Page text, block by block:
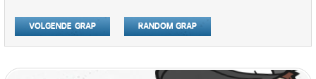
Volgende grap Random grap